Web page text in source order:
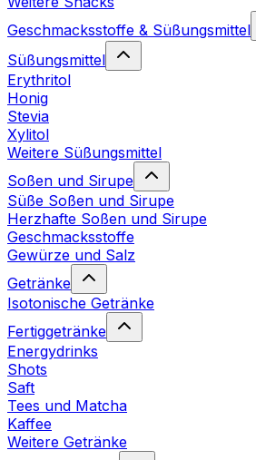
Geschmacksstoffe & Süßungsmittel
Süßungsmittel
Erythritol
Honig
Stevia
Xylitol
Weitere Süßungsmittel
Soßen und Sirupe
Süße Soßen und Sirupe
Herzhafte Soßen und Sirupe
Geschmacksstoffe
Gewürze und Salz
Getränke
Isotonische Getränke
Fertiggetränke
Energydrinks
Shots
Saft
Tees und Matcha
Kaffee
Weitere Getränke